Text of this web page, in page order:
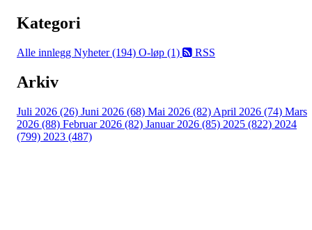
Kategori
Alle innlegg Nyheter (194) O-løp (1) RSS
Arkiv
Juli 2026 (26) Juni 2026 (68) Mai 2026 (82) April 2026 (74) Mars
2026 (88) Februar 2026 (82) Januar 2026 (85) 2025 (822) 2024
(799) 2023 (487)